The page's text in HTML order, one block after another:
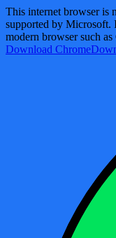
This internet browser is
supported by Microsoft.
modern browser such
Download Chrome